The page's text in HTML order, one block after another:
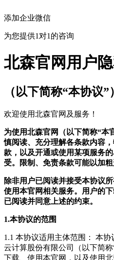
添加企业微信
为您提供1对1的咨询
北森官网用户
（以下简称“本协议”）
欢迎使用北森官网及服务！
为使用北森官网（以下简称“本
慎阅读、充分理解各条款内容
款，以及开通或使用某项服务
受。限制、免责条款可能以加粗
除非用户已阅读并接受本协议
使用本官网相关服务。用户的
已阅读并同意上述的约束。
1.本协议的范围
1.1 本协议适用主体范围： 本
云计算股份有限公司（以下简
下载、使用本官网，以及使用